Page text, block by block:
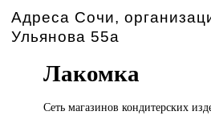
Адреса Сочи,
Ульянова 55а
Лакомка
Сеть магазиновкондитерских